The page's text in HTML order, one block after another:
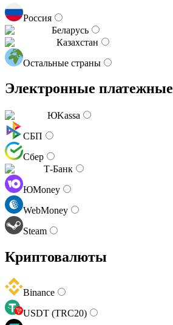
Россия
Беларусь
Казахстан
Остальные страны
Электронные
ЮKassa
СБП
Сбер
Т-Банк
ЮMoney
WebMoney
Steam
Криптовалюты
Binance
USDT (TRC20)